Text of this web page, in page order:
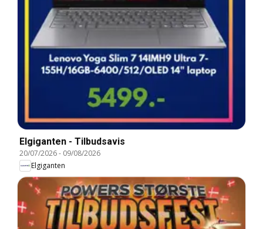
Elgiganten - Tilbudsavis
20/07/2026- 09/08/2026
Elgiganten